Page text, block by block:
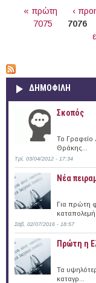
« πρώτη ‹
7075
7076
ΔΗΜΟΦΙΛΗ
Σκοπός
Το Γραφείο
Θράκης...
Τρί, 03/04/2012 - 17:34
Νέα
Για πρώτη
Σάβ, 02/07/2016 - 18:57
Πρώτη η
Τα
καταγρ...